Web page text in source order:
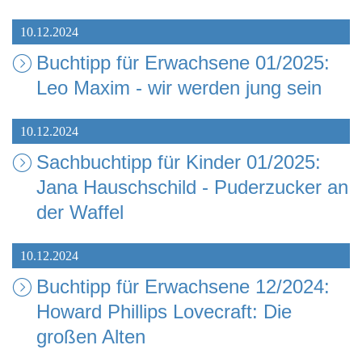
10.12.2024
Buchtipp für Erwachsene 01/2025:
Leo Maxim - wir werden jung sein
10.12.2024
Sachbuchtipp für Kinder 01/2025:
Jana Hauschschild - Puderzucker an
der Waffel
10.12.2024
Buchtipp für Erwachsene 12/2024:
Howard Phillips Lovecraft: Die
großen Alten